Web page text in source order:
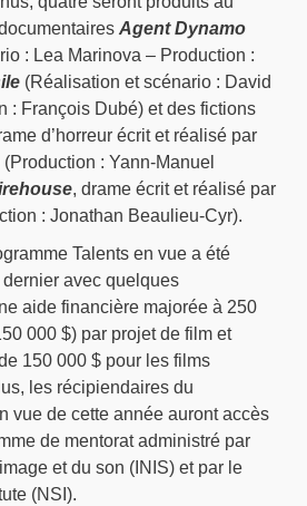
Agent Dynamo
: Lea Marinova – Production :
(Réalisation et scénario : David
: François Dubé) et des fictions
d’horreur écrit et réalisé par
: Yann-Manuel
, drame écrit et réalisé par
: Jonathan Beaulieu-Cyr).
Talents en vue a été
avec quelques
aide financière majorée à 250
000 $) par projet de film et
150 000 $ pour les films
les récipiendaires du
vue de cette année auront accès
de mentorat administré par
et du son (INIS) et par le
(NSI).